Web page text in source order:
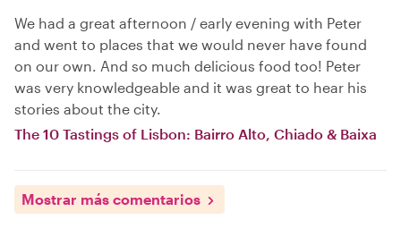
We had a great afternoon / early evening with Peter
and went to places that we would never have found
on our own. And so much delicious food too! Peter
was very knowledgeable and it was great to hear his
stories about the city.
The 10 Tastings of Lisbon: Bairro Alto, Chiado & Baixa
Mostrar más comentarios